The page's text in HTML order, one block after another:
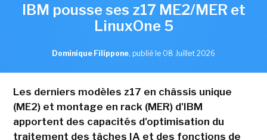
IBM pousse ses z17 ME2/MER et
LinuxOne 5
Dominique Filippone, publié le 08 Juillet 2026
Les derniers modèles z17 en châssis unique
(ME2) et montage en rack (MER) d'IBM
apportent des capacités d'optimisation du
traitement des tâches IA et des fonctions de